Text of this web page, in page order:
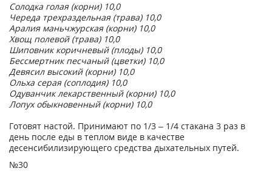
Солодка голая (корни) 10,0
Череда трехраздельная (трава) 10,0
Аралия маньчжурская (корни) 10,0
Хвощ полевой (трава) 10,0
Шиповник коричневый (плоды) 10,0
Бессмертник песчаный (цветки) 10,0
Девясил высокий (корни) 10,0
Ольха серая (соплодия) 10,0
Одуванчик лекарственный (корни) 10,0
Лопух обыкновенный (корни) 10,0
Готовят настой. Принимают по 1/3 – 1/4 стакана 3 раз в
день после еды в теплом виде в качестве
десенсибилизирующего средства дыхательных путей.
№30